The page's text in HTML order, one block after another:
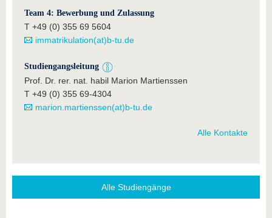
Team 4: Bewerbung und Zulassung
T +49 (0) 355 69 5604
immatrikulation(at)b-tu.de
Studiengangsleitung
Prof. Dr. rer. nat. habil Marion Martienssen
T +49 (0) 355 69-4304
marion.martienssen(at)b-tu.de
Alle Kontakte
Alle Studiengänge